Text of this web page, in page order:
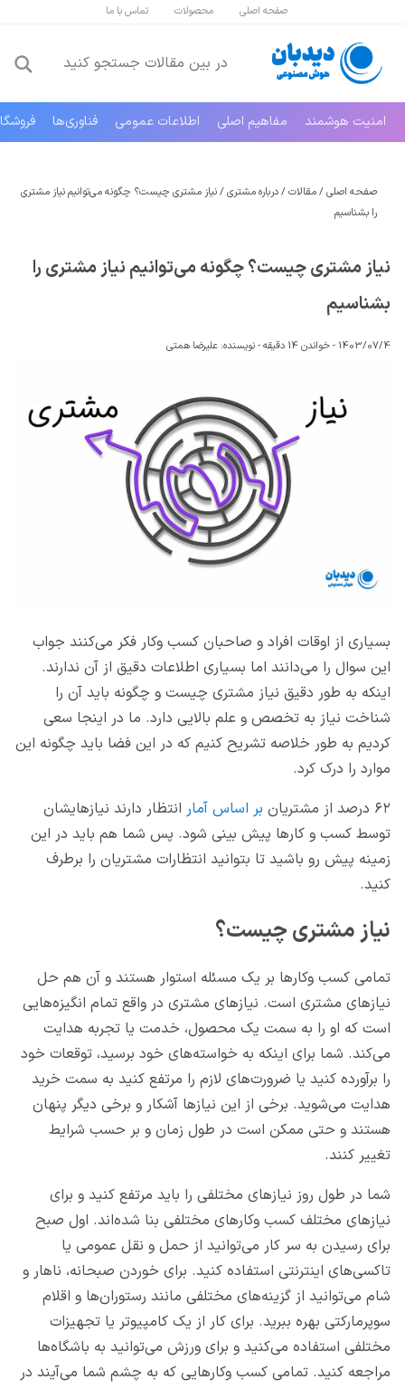
صفحه اصلی محصولات تماس با ما
امنیت هوشمند مفاهیم اصلی اطلاعات عمومی فناوری‌ها
صفحه اصلی/مقالات/درباره مشتری/نیاز مشتری چیست؟ چگونه می‌توانیم نیاز مشتری
را بشناسیم
نیاز مشتری چیست؟ چگونه می‌توانیم نیاز مشتری را
بشناسیم
1403/07/4 - خواندن 14 دقیقه -نویسنده: علیرضا همتی
بسیاری از اوقات افراد و صاحبان کسب وکار فکر می‌کنند جواب
این سوال را می‌دانند اما بسیاری اطلاعات دقیق از آن ندارند.
اینکه به طور دقیق نیاز مشتری چیست و چگونه باید آن را
شناخت نیاز به تخصص و علم بالایی دارد. ما در اینجا سعی
کردیم به طور خلاصه تشریح کنیم که در این فضا باید چگونه این
موارد را درک کرد.
۶۲ درصد از مشتریان
بر اساس آمار انتظار دارند نیازهایشان
توسط کسب و کارها پیش بینی شود. پس شما هم باید در این
زمینه پیش رو باشید تا بتوانید انتظارات مشتریان را برطرف
کنید.
نیاز مشتری چیست؟
تمامی کسب وکارها بر یک مسئله استوار هستند و آن هم حل
نیازهای مشتری است. نیازهای مشتری در واقع تمام انگیزه‌هایی
است که او را به سمت یک محصول، خدمت یا تجربه هدایت
می‌کند. شما برای اینکه به خواسته‌های خود برسید، توقعات خود
را برآورده کنید یا ضرورت‌های لازم را مرتفع کنید به سمت خرید
هدایت می‌شوید. برخی از این نیازها آشکار و برخی دیگر پنهان
هستند و حتی ممکن است در طول زمان و بر حسب شرایط
تغییر کنند.
شما در طول روز نیازهای مختلفی را باید مرتفع کنید و برای
نیازهای مختلف کسب وکارهای مختلفی بنا شده‌اند. اول صبح
برای رسیدن به سر کار می‌توانید از حمل و نقل عمومی یا
تاکسی‌های اینترنتی استفاده کنید. برای خوردن صبحانه، ناهار و
شام می‌توانید از گزینه‌های مختلفی مانند رستوران‌ها و اقلام
سوپرمارکتی بهره ببرید. برای کار از یک کامپیوتر یا تجهیزات
مختلفی استفاده می‌کنید و برای ورزش می‌توانید به باشگاه‌ها
مراجعه کنید. تمامی کسب وکارهایی که به چشم شما می‌آیند در